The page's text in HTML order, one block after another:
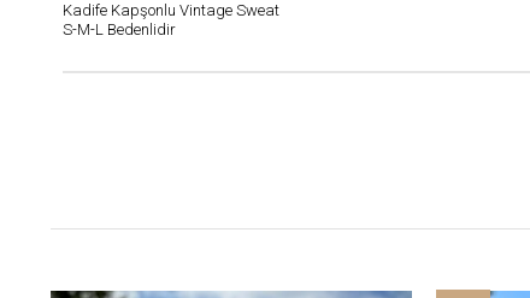
Kadife Kapşonlu Vintage Sweat
S-M-L Bedenlidir